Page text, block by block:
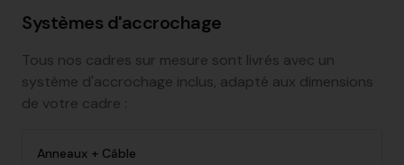
Systèmes d'accrochage
Tous nos cadres sur mesure sont livrés avec un
système d'accrochage inclus, adapté aux dimensions
de votre cadre :
Anneaux + Câble